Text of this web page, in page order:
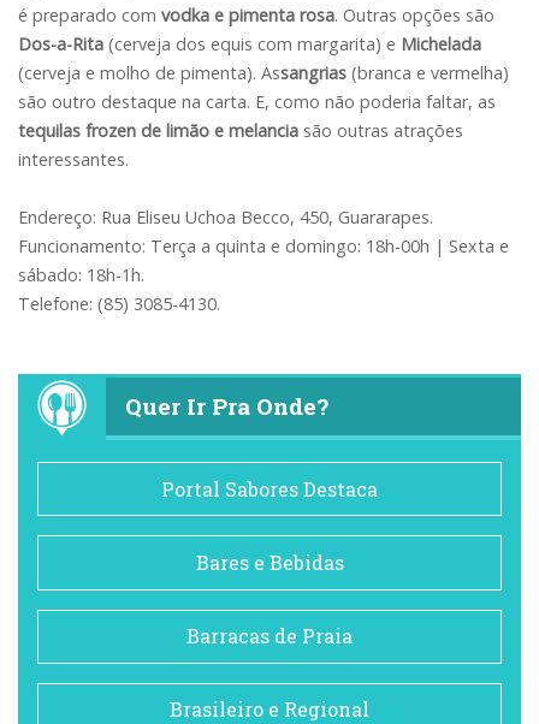
é preparado com vodka e pimenta rosa. Outras opções são
Dos-a-Rita (cerveja dos equis com margarita) e Michelada
(cerveja e molho de pimenta). Assangrias (branca e vermelha)
são outro destaque na carta. E, como não poderia faltar, as
tequilas frozen de limão e melancia são outras atrações
interessantes.
Endereço: Rua Eliseu Uchoa Becco, 450, Guararapes.
Funcionamento: Terça a quinta e domingo: 18h-00h | Sexta e
sábado: 18h-1h.
Telefone: (85) 3085-4130.
Quer Ir Pra Onde?
Portal Sabores Destaca
Bares e Bebidas
Barracas de Praia
Brasileiro e Regional